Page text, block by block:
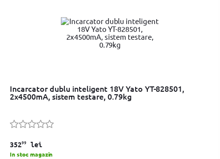
Incarcator dublu inteligent 18V Yato YT-828501,
2x4500mA, sistem testare, 0.79kg
35299 lei
In stoc magazin